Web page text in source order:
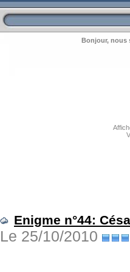
Bonjour, nous
Enigme n°44:
Le 25/10/2010